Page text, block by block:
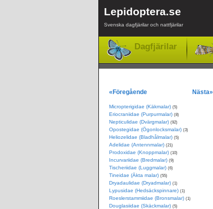
Lepidoptera.se
Svenska dagfjärilar och nattfjärilar
Dagfjärilar
«Föregående Nästa»
Micropterigidae (Käkmalar) (5)
Eriocraniidae (Purpurmalar) (8)
Nepticulidae (Dvärgmalar) (92)
Opostegidae (Ögonlocksmalar) (3)
Heliozelidae (Bladhålmalar) (5)
Adelidae (Antennmalar) (21)
Prodoxidae (Knoppmalar) (10)
Incurvariidae (Bredmalar) (9)
Tischeriidae (Luggmalar) (6)
Tineidae (Äkta malar) (55)
Dryadaulidae (Dryadmalar) (1)
Lypusidae (Hedsäckspinnare) (1)
Roeslerstammiidae (Bronsmalar) (1)
Douglasiidae (Skäckmalar) (5)